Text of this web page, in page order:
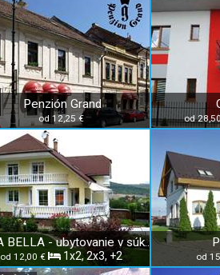
Penzión Grand
od 12,25 € od
VILLA BELLA - ubytovanie v súkromí
od 12,00 € 1x2, 2x3, +2 od